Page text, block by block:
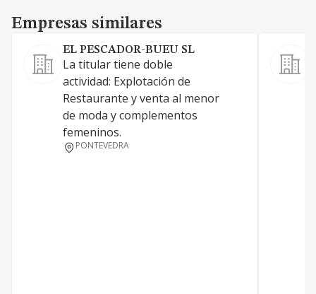
Empresas similares
Empresas similares
EL PESCADOR-BUEU SL
La titular tiene doble
actividad: Explotación de
Restaurante y venta al menor
de moda y complementos
femeninos.
PONTEVEDRA